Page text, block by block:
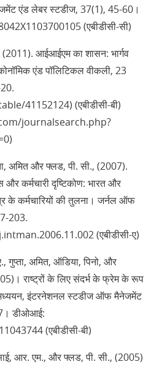
एंड लेबर स्टडीज, 37(1), 45-60।
(एबीडीसी-सी)
आईआईएम का शासन: भार्गव
एंड पॉलिटिकल वीकली, 23
41152124) (एबीडीसी-बी)
journalsearch.php?
अमित और फ्लड, पी. सी., (2007).
और कर्मचारी दृष्टिकोण: भारत और
के कर्मचारियों की तुलना। जर्नल ऑफ
203.
(एबीडीसी-ए)
गुप्ता, अमित, ऑडिया, पिनो, और
राष्ट्रों के लिए संदर्भ के फ्रेम के रूप
इंटरनेशनल स्टडीज ऑफ मैनेजमेंट
डीओआई:
(एबीडीसी-बी)
आर. एम., और फ्लड, पी. सी., (2005)